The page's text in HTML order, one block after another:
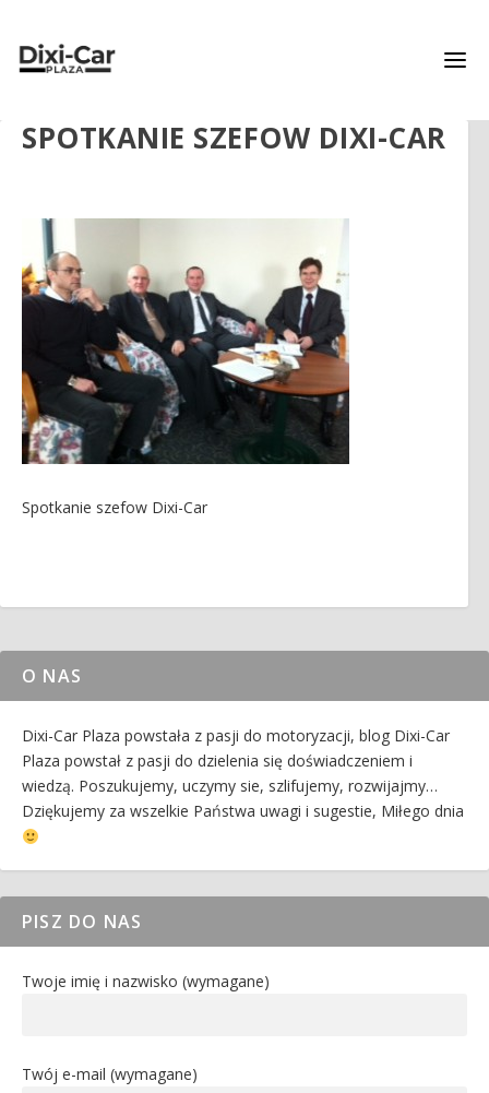
SPOTKANIE SZEFOW DIXI-CAR
Spotkanie szefow Dixi-Car
O NAS
Dixi-Car Plaza powstała z pasji do motoryzacji, blog Dixi-Car
Plaza powstał z pasji do dzielenia się doświadczeniem i
wiedzą. Poszukujemy, uczymy sie, szlifujemy, rozwijajmy…
Dziękujemy za wszelkie Państwa uwagi i sugestie, Miłego dnia
PISZ DO NAS
Twoje imię i nazwisko (wymagane)
Twój e-mail (wymagane)